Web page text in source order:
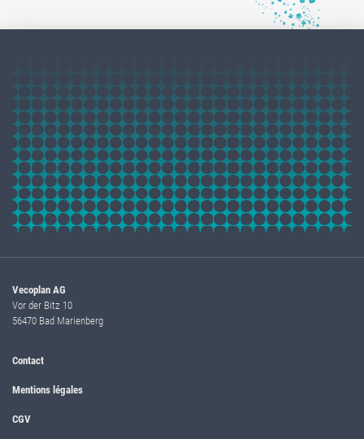
Vecoplan AG
Vor der Bitz 10
56470 Bad Marienberg
Contact
Mentions légales
CGV